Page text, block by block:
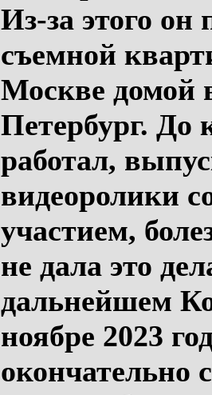
Из-за этого он
съемной
Москве домой
Петербург. До
работал,
видеоролики
участием,
не дала это
дальнейшем
ноябре 2023
окончательно